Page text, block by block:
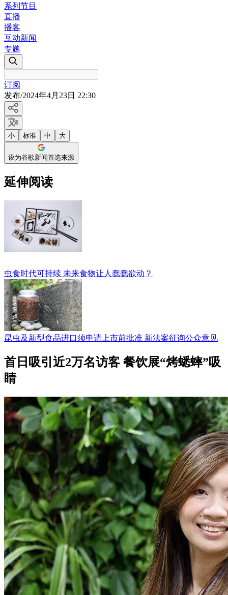
系列节目
直播
播客
互动新闻
专题
订阅
发布/2024年4月23日 22:30
小 标准 中 大
设为谷歌新闻首选来源
延伸阅读
虫食时代可持续 未来食物让人蠢蠢欲动？
昆虫及新型食品进口须申请上市前批准 新法案征询公众意见
首日吸引近2万名访客 餐饮展“烤蟋蟀”吸
睛